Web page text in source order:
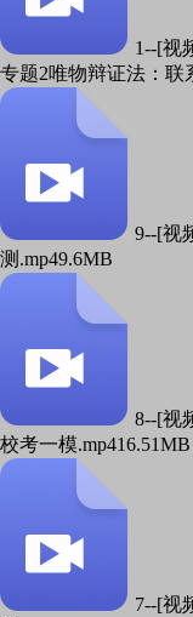
1--[视
专题2唯物辩证法：联
9--[视
测.mp49.6MB
8--[视
校考一模.mp416.51MB
7--[视